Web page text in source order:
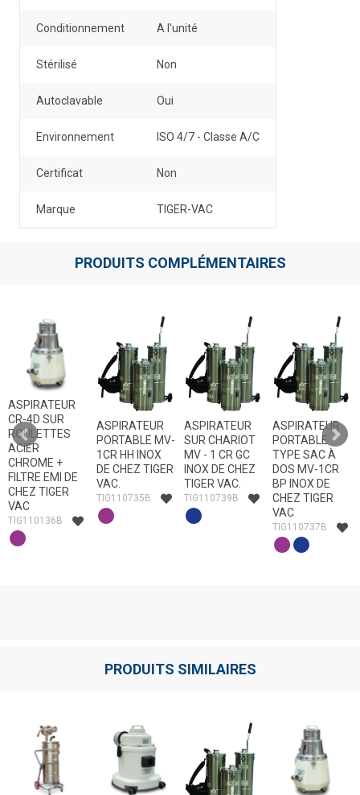
Conditionnement A l'unité
Stérilisé Non
Autoclavable Oui
Environnement ISO 4/7 - Classe A/C
Certificat Non
Marque TIGER-VAC
PRODUITS COMPLÉMENTAIRES
ASPIRATEUR
CR-4D SUR
ROULETTES
ACIER
CHROME +
FILTRE EMI DE
CHEZ TIGER
VAC
TIG110136B
ASPIRATEUR
PORTABLE MV-
1CR HH INOX
DE CHEZ TIGER
VAC.
TIG110735B
ASPIRATEUR
SUR CHARIOT
MV - 1 CR GC
INOX DE CHEZ
TIGER VAC.
TIG110739B
ASPIRATEUR
PORTABLE
TYPE SAC À
DOS MV-1CR
BP INOX DE
CHEZ TIGER
VAC
TIG110737B
PRODUITS SIMILAIRES